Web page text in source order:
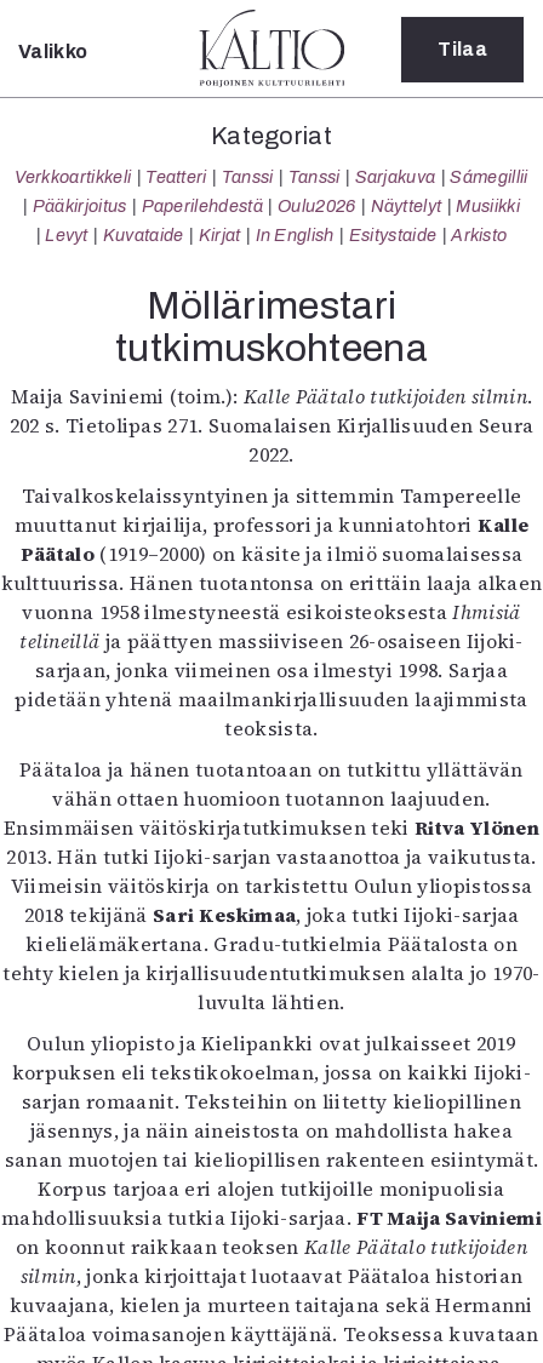
Sulje
Kategoriat
Verkkoartikkeli
Teatteri
Tanssi
Sarjakuva
Sámegillii
Pääkirjoitus
Oulu2026
Näyttelyt
Musiikki
Levyt
Kuvataide
Kirjat
In English
Esitystaide
Arkisto
Lehdet
4/2026
2–3/2026
1/2026
6/2025
5/2025 saame
5/2025
Lehtiarkisto
Info
Yhteistyössä
Toimitus
Mediatiedot
Kaltio ry
Valikko Tilaa
Kategoriat
Verkkoartikkeli Teatteri Tanssi Tanssi Sarjakuva
Sámegillii
Pääkirjoitus
Paperilehdestä Oulu2026 Näyttelyt
Musiikki
Levyt
Kuvataide Kirjat In English Esitystaide Arkisto
Möllärimestari
tutkimuskohteena
Maija Saviniemi (toim.): Kalle Päätalo tutkijoiden silmin.
202 s. Tietolipas 271. Suomalaisen Kirjallisuuden Seura
2022.
Taivalkoskelaissyntyinen ja sittemmin Tampereelle
muuttanut kirjailija, professori ja kunniatohtori Kalle
Päätalo(1919–2000) on käsite ja ilmiö suomalaisessa
kulttuurissa. Hänen tuotantonsa on erittäin laaja alkaen
vuonna 1958 ilmestyneestä esikoisteoksestaIhmisiä
telineillä ja päättyen massiiviseen 26-osaiseen Iijoki-
sarjaan, jonka viimeinen osa ilmestyi 1998. Sarjaa
pidetään yhtenä maailmankirjallisuuden laajimmista
teoksista.
Päätaloa ja hänen tuotantoaan on tutkittu yllättävän
vähän ottaen huomioon tuotannon laajuuden.
Ensimmäisen väitöskirjatutkimuksen teki Ritva Ylönen
2013. Hän tutki Iijoki-sarjan vastaanottoa ja vaikutusta.
Viimeisin väitöskirja on tarkistettu Oulun yliopistossa
2018 tekijänä Sari Keskimaa, joka tutki Iijoki-sarjaa
kielielämäkertana. Gradu-tutkielmia Päätalosta on
tehty kielen ja kirjallisuudentutkimuksen alalta jo 1970-
luvulta lähtien.
Oulun yliopisto ja Kielipankki ovat julkaisseet 2019
korpuksen eli tekstikokoelman, jossa on kaikki Iijoki-
sarjan romaanit. Teksteihin on liitetty kieliopillinen
jäsennys, ja näin aineistosta on mahdollista hakea
sanan muotojen tai kieliopillisen rakenteen esiintymät.
Korpus tarjoaa eri alojen tutkijoille monipuolisia
mahdollisuuksia tutkia Iijoki-sarjaa.FT Maija Saviniemi
on koonnut raikkaan teoksen Kalle Päätalo tutkijoiden
silmin, jonka kirjoittajat luotaavat Päätaloa historian
kuvaajana, kielen ja murteen taitajana sekä Hermanni
Päätaloa voimasanojen käyttäjänä. Teoksessa kuvataan